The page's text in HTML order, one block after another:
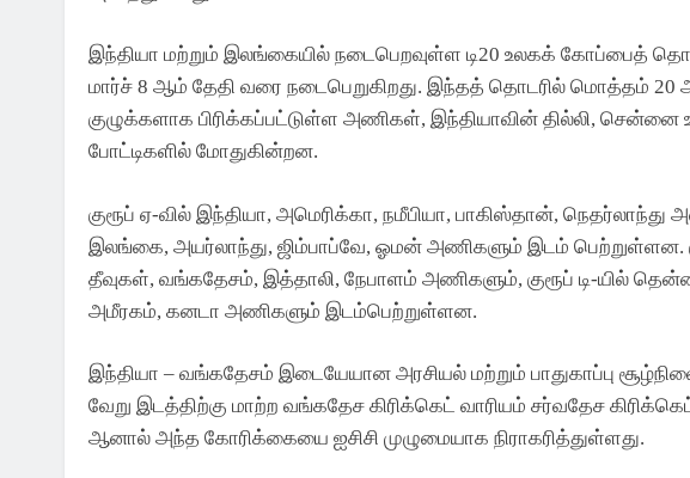
இந்தியா மற்றும் இலங்கையில் நடைபெறவுள்ள டி20 உலகக் கோப்பைத்
மார்ச் 8 ஆம் தேதி வரை நடைபெறுகிறது. இந்தத் தொடரில் மொத்தம்
குழுக்களாக பிரிக்கப்பட்டுள்ள அணிகள், இந்தியாவின் தில்லி,
போட்டிகளில் மோதுகின்றன.
குரூப் ஏ-வில் இந்தியா, அமெரிக்கா, நமீபியா, பாகிஸ்தான், நெதர்லாந்து
இலங்கை, அயர்லாந்து, ஜிம்பாப்வே, ஓமன் அணிகளும் இடம் பெற்றுள்ளன.
தீவுகள், வங்கதேசம், இத்தாலி, நேபாளம் அணிகளும், குரூப் டி-யில்
அமீரகம், கனடா அணிகளும் இடம்பெற்றுள்ளன.
இந்தியா – வங்கதேசம் இடையேயான அரசியல் மற்றும் பாதுகாப்பு
வேறு இடத்திற்கு மாற்ற வங்கதேச கிரிக்கெட் வாரியம் சர்வதேச
ஆனால் அந்த கோரிக்கையை ஐசிசி முழுமையாக நிராகரித்துள்ளது.
அரசியல் இந்தியா
தவெக அரசின் முதல் பட்ஜெட்… முக்கிய
3 Days Ago